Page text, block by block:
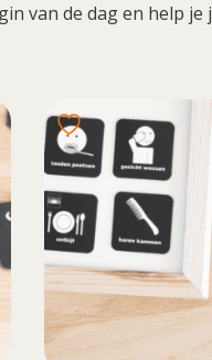
van de dag en help